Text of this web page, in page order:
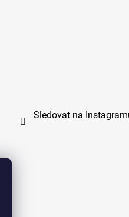
Sledovat na